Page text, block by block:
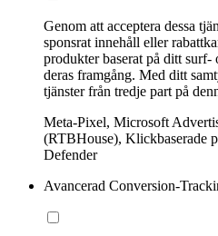
Genom att acceptera dessa
sponsrat innehåll eller
produkter baserat på ditt surf-
deras framgång. Med ditt
tjänster från tredje part på
Meta-Pixel, Microsoft
(RTBHouse), Klickbaserade
Defender
Avancerad Conversion-